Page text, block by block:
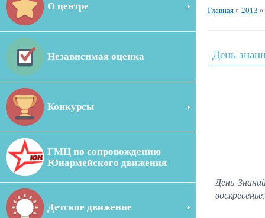
О центре
Независимая оценка
Конкурсы
ГМЦ по сопровождению
Юнармейского движения
Детское движение
Главная » 2013 »
День
День